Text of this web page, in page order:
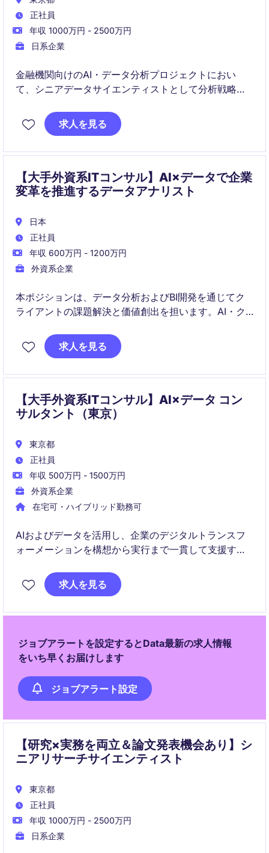
正社員
年収 1000万円 - 2500万円
日系企業
金融機関向けのAI・データ分析プロジェクトにおい
て、シニアデータサイエンティストとして分析戦略の
す。チームを率いながら技術的な意思決定と価値創出
を担い、さらに得られた知見をもとに技術資産化やソ
求人を見る
【大手外資系ITコンサル】AI×データで企業
変革を推進するデータアナリスト
日本
正社員
年収 600万円 - 1200万円
外資系企業
本ポジションは、データ分析およびBI開発を通じてク
ライアントの課題解決と価値創出を担います。AI・ク
用の専門性を高めていくことが可能です。
求人を見る
【大手外資系ITコンサル】AI×データ コン
サルタント（東京）
東京都
正社員
年収 500万円 - 1500万円
外資系企業
在宅可・ハイブリッド勤務可
AIおよびデータを活用し、企業のデジタルトランスフ
ォーメーションを構想から実行まで一貫して支援する
開発・データ・AIを横断しながら、ビジネス価値創出
求人を見る
ジョブアラートを設定するとData最新の求人情報
をいち早くお届けします
ジョブアラート設定
【研究×実務を両立＆論文発表機会あり】シ
ニアリサーチサイエンティスト
東京都
正社員
年収 1000万円 - 2500万円
日系企業